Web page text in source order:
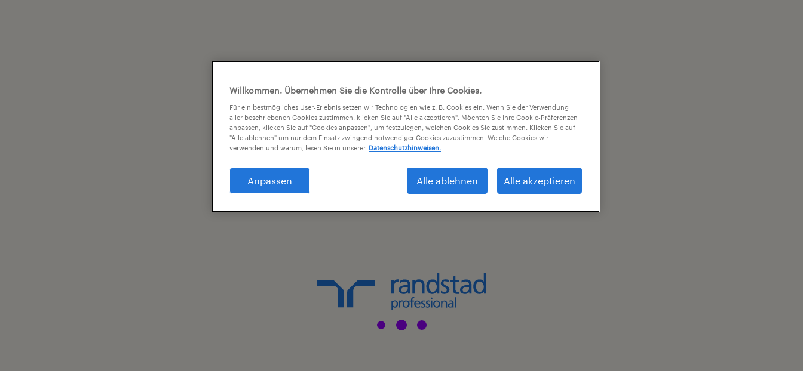
Willkommen. Übernehmen Sie die Kontrolle über Ihre Cookies.
Für ein bestmögliches User-Erlebnis setzen wir Technologien wie z. B. Cookies ein. Wenn Sie der Verwendung
aller beschriebenen Cookies zustimmen, klicken Sie auf "Alle akzeptieren". Möchten Sie Ihre Cookie-Präferenzen
anpassen, klicken Sie auf "Cookies anpassen", um festzulegen, welchen Cookies Sie zustimmen. Klicken Sie auf
"Alle ablehnen" um nur dem Einsatz zwingend notwendiger Cookies zuzustimmen. Welche Cookies wir
verwenden und warum, lesen Sie in unserer Datenschutzhinweisen.
Anpassen Alle ablehnen Alle akzeptieren